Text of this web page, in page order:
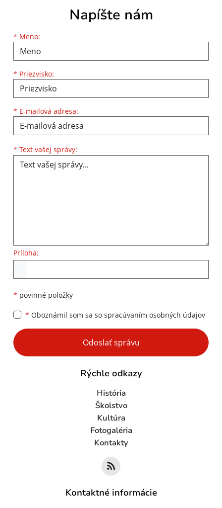
Napíšte nám
* Meno:
Meno
* Priezvisko:
Priezvisko
* E-mailová adresa:
E-mailová adresa
* Text vašej správy:
Príloha:
* povinné položky
* Oboznámil som sa so spracúvaním osobných údajov
Google reCaptcha Response
Odoslať správu
Rýchle odkazy
História
Školstvo
Kultúra
Fotogaléria
Kontakty
Kontaktné informácie